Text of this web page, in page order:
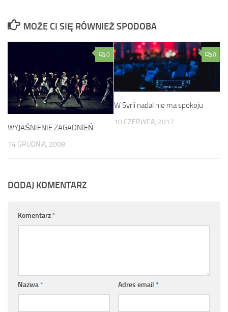
MOŻE CI SIĘ RÓWNIEŻ SPODOBA
0
WYJAŚNIENIE ZAGADNIEŃ
14 GRUDNIA, 2008
0
W Syrii nadal nie ma spokoju
10 CZERWCA, 2017
DODAJ KOMENTARZ
Komentarz*
Nazwa* Adres email *